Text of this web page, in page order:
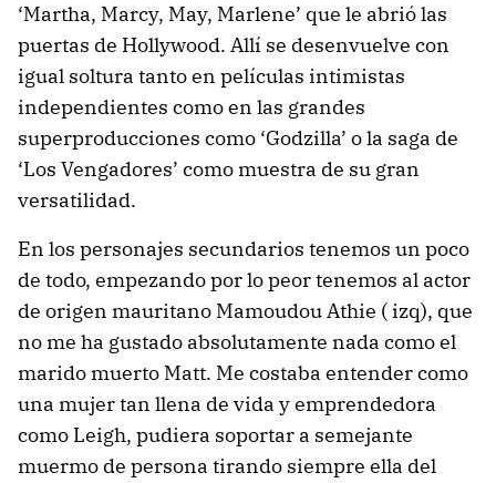
‘Martha, Marcy, May, Marlene’ que le abrió las
puertas de Hollywood. Allí se desenvuelve con
igual soltura tanto en películas intimistas
independientes como en las grandes
superproducciones como ‘Godzilla’ o la saga de
‘Los Vengadores’ como muestra de su gran
versatilidad.
En los personajes secundarios tenemos un poco
de todo, empezando por lo peor tenemos al actor
de origen mauritano Mamoudou Athie ( izq), que
no me ha gustado absolutamente nada como el
marido muerto Matt. Me costaba entender como
una mujer tan llena de vida y emprendedora
como Leigh, pudiera soportar a semejante
muermo de persona tirando siempre ella del